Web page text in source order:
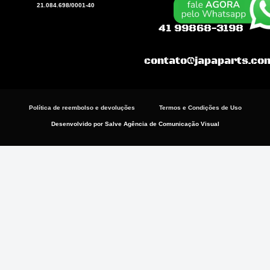
21.084.698/0001-40
41 99868-3198
Política de reembolso e devoluções Termos e Condições de Uso
Desenvolvido por Salve Agência de Comunicação Visual